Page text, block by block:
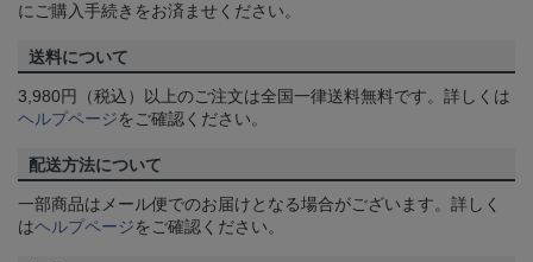
にご購入手続きをお済ませください。
送料について
3,980円（税込）以上のご注文は全国一律送料無料です。詳しくは
ヘルプページをご確認ください。
配送方法について
一部商品はメール便でのお届けとなる場合がございます。詳しく
はヘルプページをご確認ください。